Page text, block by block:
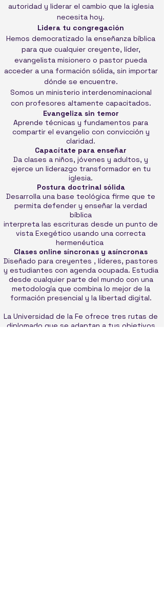
autoridad y liderar el cambio que la iglesia
necesita hoy.
Lidera tu congregación
Hemos democratizado la enseñanza bíblica
para que cualquier creyente, líder,
evangelista misionero o pastor pueda
acceder a una formación sólida, sin importar
dónde se encuentre.
Somos un ministerio interdenominacional
con profesores altamente capacitados.
Evangeliza sin temor
Aprende técnicas y fundamentos para
compartir el evangelio con convicción y
claridad.
Capacítate para enseñar
Da clases a niños, jóvenes y adultos, y
ejerce un liderazgo transformador en tu
iglesia.
Postura doctrinal sólida
Desarrolla una base teológica firme que te
permita defender y enseñar la verdad
bíblica
interpreta las escrituras desde un punto de
vista Exegético usando una correcta
hermenéutica
Clases online síncronas y asíncronas
Diseñado para creyentes , líderes, pastores
y estudiantes con agenda ocupada. Estudia
desde cualquier parte del mundo con una
metodología que combina lo mejor de la
formación presencial y la libertad digital.
La Universidad de la Fe ofrece tres rutas de
diplomado que se adaptan a tus objetivos